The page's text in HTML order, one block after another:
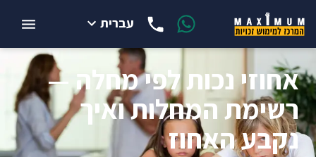
עברית
אחוזי נכות לפי מחלה —
רשימת המחלות ואיך
נקבע האחוז